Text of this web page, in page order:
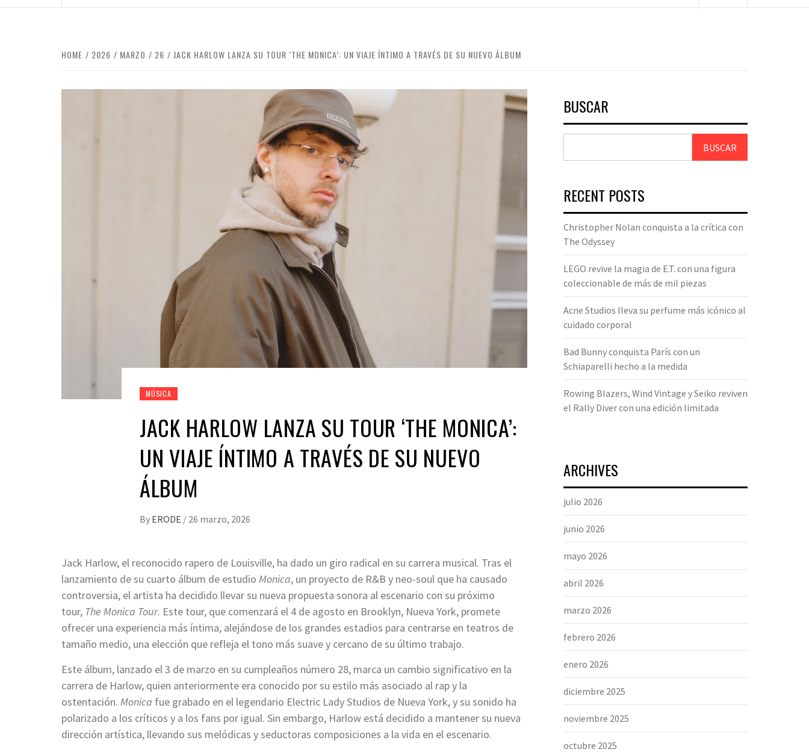
HOME 2026 MARZO 26 JACK HARLOW LANZA SU TOUR ‘THE MONICA’: UN VIAJE ÍNTIMO A TRAVÉS DE SU NUEVO ÁLBUM
MÚSICA
JACK HARLOW LANZA SU TOUR ‘THE MONICA’:
UN VIAJE ÍNTIMO A TRAVÉS DE SU NUEVO
ÁLBUM
By ERODE / 26 marzo, 2026
Jack Harlow, el reconocido rapero de Louisville, ha dado un giro radical en su carrera musical. Tras el
lanzamiento de su cuarto álbum de estudio Monica, un proyecto de R&B y neo-soul que ha causado
controversia, el artista ha decidido llevar su nueva propuesta sonora al escenario con su próximo
tour, The Monica Tour. Este tour, que comenzará el 4 de agosto en Brooklyn, Nueva York, promete
ofrecer una experiencia más íntima, alejándose de los grandes estadios para centrarse en teatros de
tamaño medio, una elección que refleja el tono más suave y cercano de su último trabajo.
Este álbum, lanzado el 3 de marzo en su cumpleaños número 28, marca un cambio significativo en la
carrera de Harlow, quien anteriormente era conocido por su estilo más asociado al rap y la
ostentación. Monica fue grabado en el legendario Electric Lady Studios de Nueva York, y su sonido ha
polarizado a los críticos y a los fans por igual. Sin embargo, Harlow está decidido a mantener su nueva
dirección artística, llevando sus melódicas y seductoras composiciones a la vida en el escenario.
BUSCAR
BUSCAR
RECENT POSTS
Christopher Nolan conquista a la crítica con
The Odyssey
LEGO revive la magia de E.T. con una figura
coleccionable de más de mil piezas
Acne Studios lleva su perfume más icónico al
cuidado corporal
Bad Bunny conquista París con un
Schiaparelli hecho a la medida
Rowing Blazers, Wind Vintage y Seiko reviven
el Rally Diver con una edición limitada
ARCHIVES
julio 2026
junio 2026
mayo 2026
abril 2026
marzo 2026
febrero 2026
enero 2026
diciembre 2025
noviembre 2025
octubre 2025